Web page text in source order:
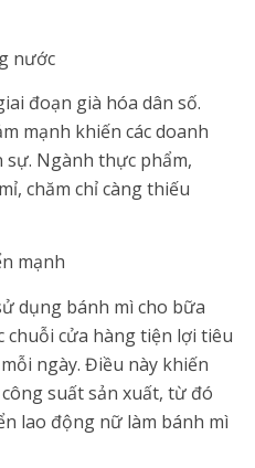
nước
đoạn già hóa dân số.
mạnh khiến các doanh
Ngành thực phẩm,
chăm chỉ càng thiếu
mạnh
dụng bánh mì cho bữa
chuỗi cửa hàng tiện lợi tiêu
ngày. Điều này khiến
suất sản xuất, từ đó
lao động nữ làm bánh mì